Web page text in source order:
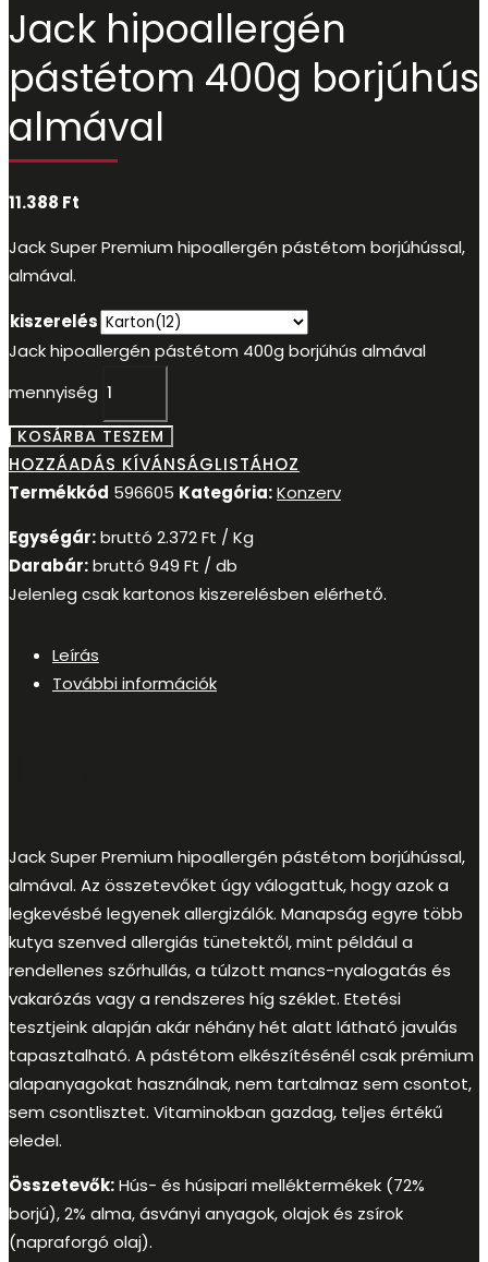
Jack hipoallergén
pástétom 400g borjúhús
almával
11.388 Ft
Jack Super Premium hipoallergén pástétom borjúhússal,
almával.
kiszerelés
Jack hipoallergén pástétom 400g borjúhús almával
mennyiség
KOSÁRBA TESZEM
HOZZÁADÁS KÍVÁNSÁGLISTÁHOZ
Termékkód 596605 Kategória:Konzerv
Egységár:bruttó 2.372Ft / Kg
Darabár:bruttó 949 Ft / db
Jelenleg csak kartonos kiszerelésben elérhető.
Leírás
További információk
Jack Super Premium hipoallergén pástétom borjúhússal,
almával. Az összetevőket úgy válogattuk, hogy azok a
legkevésbé legyenek allergizálók. Manapság egyre több
kutya szenved allergiás tünetektől, mint például a
rendellenes szőrhullás, a túlzott mancs-nyalogatás és
vakarózás vagy a rendszeres híg széklet. Etetési
tesztjeink alapján akár néhány hét alatt látható javulás
tapasztalható. A pástétom elkészítésénél csak prémium
alapanyagokat használnak, nem tartalmaz sem csontot,
sem csontlisztet. Vitaminokban gazdag, teljes értékű
eledel.
Összetevők:Hús- és húsipari melléktermékek (72%
borjú), 2% alma, ásványi anyagok, olajok és zsírok
(napraforgó olaj).